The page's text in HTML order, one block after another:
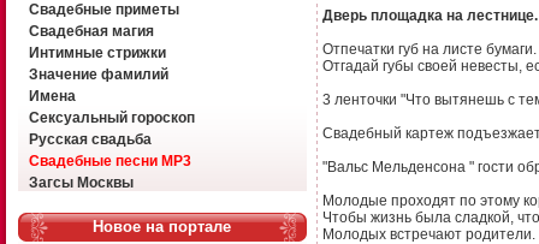
Свадебные приметы
Свадебная магия
Интимные стрижки
Значение фамилий
Имена
Сексуальный гороскоп
Русская свадьба
Свадебные песни MP3
Загсы Москвы
Новое на портале
Дверь площадка на лестнице.
Отпечатки губ на листе бумаги.
Отгадай губы своей невесты,
3 ленточки "Что вытянешь с
Свадебный картеж
"Вальс Мельденсона " гости
Молодые проходят по этому
Чтобы жизнь была сладкой,
Молодых встречают родители.